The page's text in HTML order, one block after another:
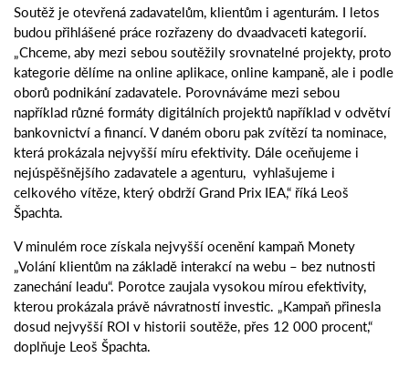
Soutěž je otevřená zadavatelům, klientům i agenturám. I letos
budou přihlášené práce rozřazeny do dvaadvaceti kategorií.
„Chceme, aby mezi sebou soutěžily srovnatelné projekty, proto
kategorie dělíme na online aplikace, online kampaně, ale i podle
oborů podnikání zadavatele. Porovnáváme mezi sebou
například různé formáty digitálních projektů například v odvětví
bankovnictví a financí. V daném oboru pak zvítězí ta nominace,
která prokázala nejvyšší míru efektivity. Dále oceňujeme i
nejúspěšnějšího zadavatele a agenturu, vyhlašujeme i
celkového vítěze, který obdrží Grand Prix IEA,“ říká Leoš
Špachta.
V minulém roce získala nejvyšší ocenění kampaň Monety
„Volání klientům na základě interakcí na webu – bez nutnosti
zanechání leadu“. Porotce zaujala vysokou mírou efektivity,
kterou prokázala právě návratností investic. „Kampaň přinesla
dosud nejvyšší ROI v historii soutěže, přes 12 000 procent,“
doplňuje Leoš Špachta.